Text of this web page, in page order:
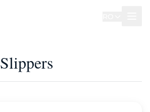
Slippers